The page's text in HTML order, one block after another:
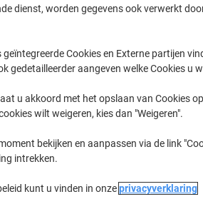
2Stuk € 579,00
Momenteel op voorraad Vóór
Verzonden door externe leverancier
Aantal
dienst, worden gegevens ook verwerkt
Cookies en Externe partijen
gedetailleerder aangeven welke Cookies u
u akkoord met het opslaan van Cookies
wilt weigeren, kies dan "Weigeren".
bekijken en aanpassen via de link
intrekken.
kunt u vinden in onzeprivacyverklaring